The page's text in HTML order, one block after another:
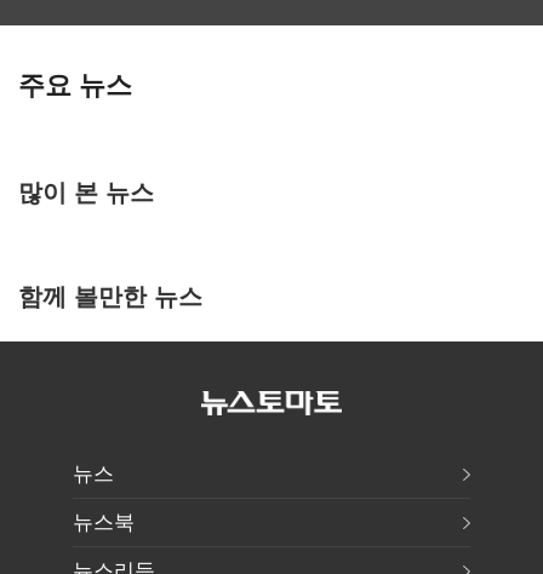
주요 뉴스
많이 본 뉴스
함께 볼만한 뉴스
뉴스
뉴스북